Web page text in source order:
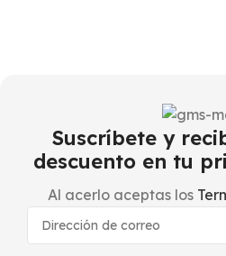
Suscríbete y
descuento en tu
Al acerlo aceptas los